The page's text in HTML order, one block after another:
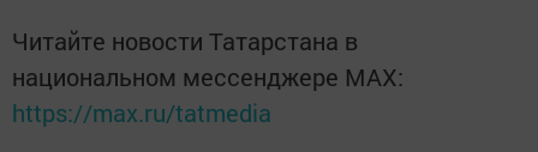
Читайте новости Татарстана в
национальном мессенджере MАХ:
https://max.ru/tatmedia